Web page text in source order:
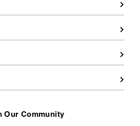
Our Community